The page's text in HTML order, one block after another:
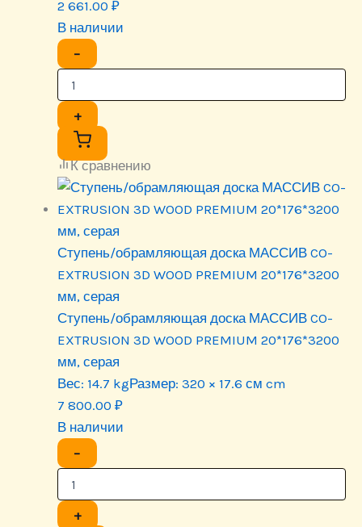
2 661.00 ₽
В наличии
−
+
К сравнению
Ступень/обрамляющая доска МАССИВ CO-
EXTRUSION 3D WOOD PREMIUM 20*176*3200
мм, серая
Ступень/обрамляющая доска МАССИВ CO-
EXTRUSION 3D WOOD PREMIUM 20*176*3200
мм, серая
Вес: 14.7 kgРазмер: 320 × 17.6 см cm
7 800.00 ₽
В наличии
−
+